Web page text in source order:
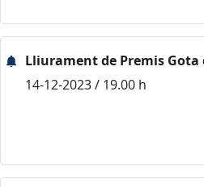
Lliurament de Premis Gota
14-12-2023 / 19.00 h